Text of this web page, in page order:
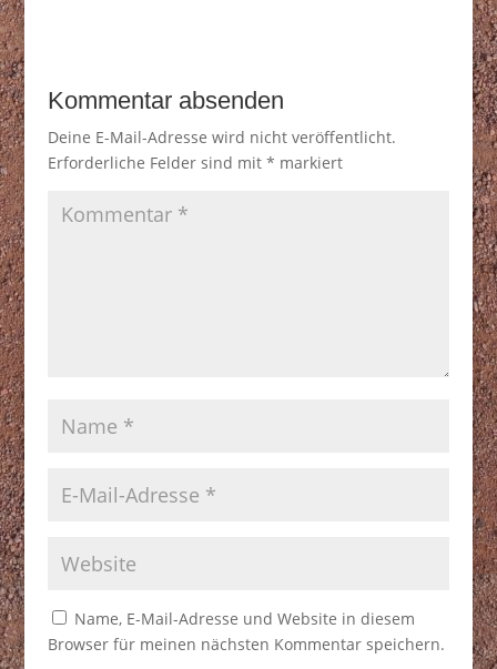
Kommentar absenden
Deine E-Mail-Adresse wird nicht veröffentlicht.
Erforderliche Felder sind mit * markiert
Name, E-Mail-Adresse und Website in diesem
Browser für meinen nächsten Kommentar speichern.